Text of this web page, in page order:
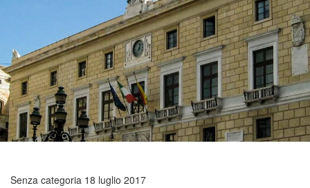
Senza categoria 18 luglio 2017